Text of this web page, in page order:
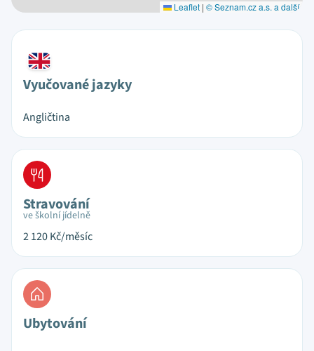
Leaflet | © Seznam.cz a.s. a další
Vyučované jazyky
Angličtina
Stravování
ve školní jídelně
2 120Kč/měsíc
Ubytování